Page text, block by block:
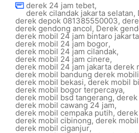
derek 24 jam tebet,
derek cilandak jakarta selatan,
derek depok 081385550003,
derek gendong ancol, Derek
derek mobil 24 jam bintaro jakarta
derek mobil 24 jam bogor,
derek mobil 24 jam cilandak,
derek mobil 24 jam cinere,
derek mobil 24 jam jakarta derek
derek mobil bandung derek
derek mobil bekasi, derek mobil
derek mobil bogor terpercaya,
derek mobil bsd tangerang,derek
derek mobil cawang 24 jam,
derek mobil cempaka putih,
derek mobil cibinong,derek
derek mobil ciganjur,